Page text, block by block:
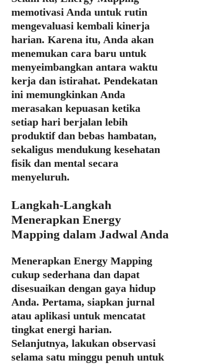
memotivasi Anda untuk rutin
mengevaluasi kembali kinerja
harian. Karena itu, Anda akan
menemukan cara baru untuk
menyeimbangkan antara waktu
kerja dan istirahat. Pendekatan
ini memungkinkan Anda
merasakan kepuasan ketika
setiap hari berjalan lebih
produktif dan bebas hambatan,
sekaligus mendukung kesehatan
fisik dan mental secara
menyeluruh.
Langkah-Langkah
Menerapkan Energy
Mapping dalam Jadwal Anda
Menerapkan Energy Mapping
cukup sederhana dan dapat
disesuaikan dengan gaya hidup
Anda. Pertama, siapkan jurnal
atau aplikasi untuk mencatat
tingkat energi harian.
Selanjutnya, lakukan observasi
selama satu minggu penuh untuk